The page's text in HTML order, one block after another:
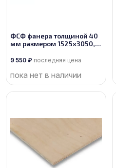
ФСФ фанера толщиной 40
мм размером 1525х3050,
9 550 ₽ последняя цена
пока нет в наличии